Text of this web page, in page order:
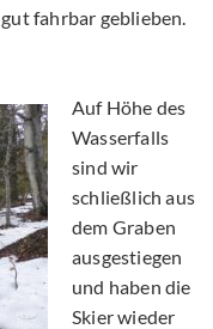
fahrbar geblieben.
Auf Höhe des
Wasserfalls
sind wir
schließlich aus
dem Graben
ausgestiegen
und haben die
Skier wieder